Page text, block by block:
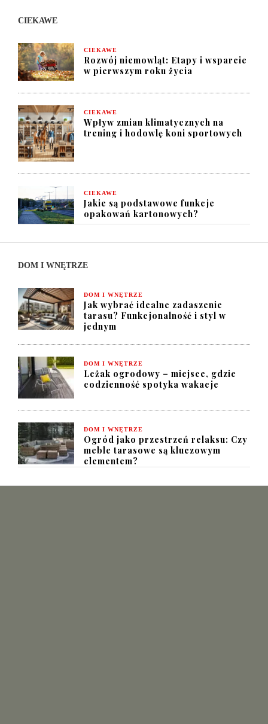
CIEKAWE
CIEKAWE
Rozwój niemowląt: Etapy i wsparcie
w pierwszym roku życia
CIEKAWE
Wpływ zmian klimatycznych na
trening i hodowlę koni sportowych
CIEKAWE
Jakie są podstawowe funkcje
opakowań kartonowych?
DOM I WNĘTRZE
DOM I WNĘTRZE
Jak wybrać idealne zadaszenie
tarasu? Funkcjonalność i styl w
jednym
DOM I WNĘTRZE
Leżak ogrodowy – miejsce, gdzie
codzienność spotyka wakacje
DOM I WNĘTRZE
Ogród jako przestrzeń relaksu: Czy
meble tarasowe są kluczowym
elementem?